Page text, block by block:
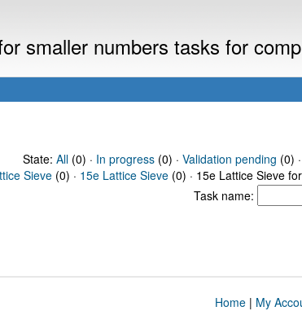
smaller numbers tasks for
State: All(0) · In progress(0) · Validation pending (0) ·
Sieve (0) · 15e Lattice Sieve (0) · 15e Lattice Sieve
Task name:
Home| My